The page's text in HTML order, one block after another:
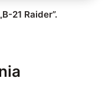
„B-21 Raider”.